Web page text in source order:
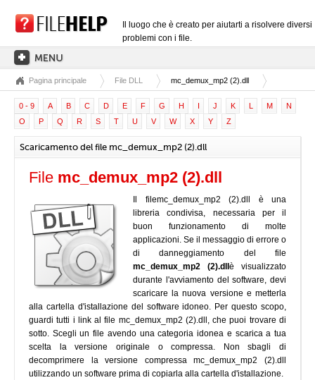
Il luogo che è creato per aiutarti a risolvere diversi
problemi con i file.
PAGINA PRINCIPALE
CATEGORIE DELLE ESTENSIONI
CATEGORIE DEI DRIVER
FILE DLL
CONVERSIONI DI FILE
SOFTWARE
Pagina principale File DLL mc_demux_mp2 (2).dll
0 - 9 A B C D E F G H I J K L M
N
O
P Q R S T U V W X Y Z
Scaricamento del file mc_demux_mp2 (2).dll
File mc_demux_mp2 (2).dll
Il filemc_demux_mp2 (2).dll è una
libreria condivisa, necessaria per il
buon funzionamento di molte
applicazioni. Se il messaggio di errore o
di danneggiamento del file
mc_demux_mp2 (2).dll è visualizzato
durante l'avviamento del software, devi
scaricare la nuova versione e metterla
alla cartella d'istallazione del software idoneo. Per questo scopo,
guardi tutti i link al file mc_demux_mp2 (2).dll, che puoi trovare di
sotto. Scegli un file avendo una categoria idonea e scarica a tua
scelta la versione originale o compressa. Non sbagli di
decomprimere la versione compressa mc_demux_mp2 (2).dll
utilizzando un software prima di copiarla alla cartella d'istallazione.